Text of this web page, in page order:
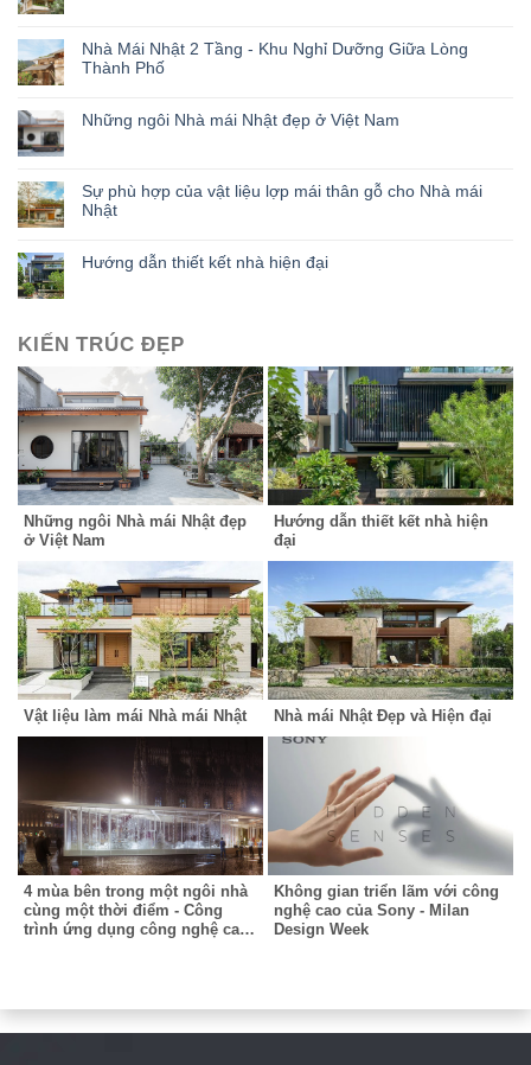
Nhà Mái Nhật 2 Tầng - Khu Nghỉ Dưỡng Giữa Lòng
Thành Phố
Những ngôi Nhà mái Nhật đẹp ở Việt Nam
Sự phù hợp của vật liệu lợp mái thân gỗ cho Nhà mái
Nhật
Hướng dẫn thiết kết nhà hiện đại
KIẾN TRÚC ĐẸP
Những ngôi Nhà mái Nhật đẹp
ở Việt Nam
Hướng dẫn thiết kết nhà hiện
đại
Vật liệu làm mái Nhà mái Nhật Nhà mái Nhật Đẹp và Hiện đại
4 mùa bên trong một ngôi nhà
cùng một thời điểm - Công
trình ứng dụng công nghệ cao
Không gian triển lãm với công
nghệ cao của Sony - Milan
Design Week